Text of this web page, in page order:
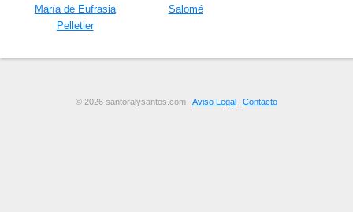
María de Eufrasia
Pelletier
Salomé
© 2026 santoralysantos.com Aviso Legal Contacto